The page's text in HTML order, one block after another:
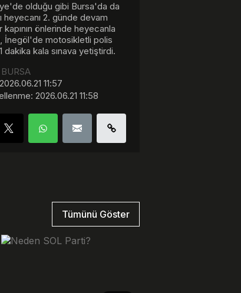
olduğu gibi Bursa'da da
heyecanı 2. günde devam
önlerinde heyecanla
İnegöl'de motosikletli polis
dakika kala sınava yetiştirdi.
BURSA
11:57
2026.06.21 11:58
Tümünü Göster